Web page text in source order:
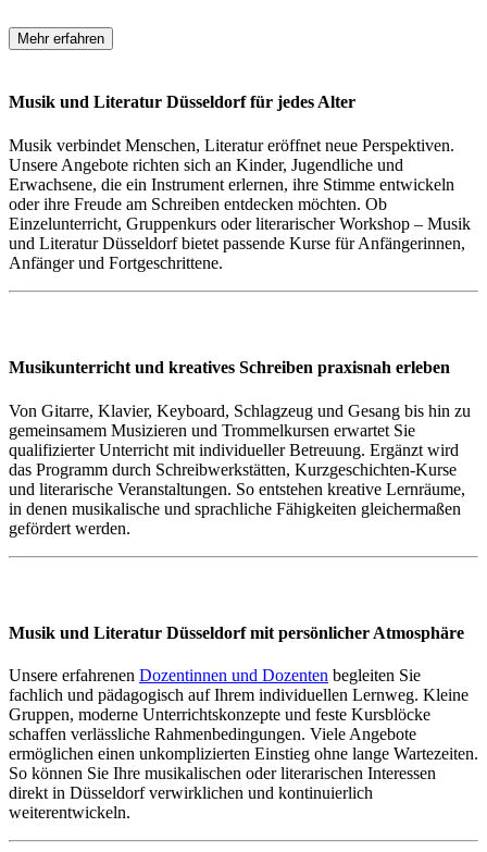
Mehr erfahren
Musik und Literatur Düsseldorf für jedes Alter
Musik verbindet Menschen, Literatur eröffnet neue Perspektiven.
Unsere Angebote richten sich an Kinder, Jugendliche und
Erwachsene, die ein Instrument erlernen, ihre Stimme entwickeln
oder ihre Freude am Schreiben entdecken möchten. Ob
Einzelunterricht, Gruppenkurs oder literarischer Workshop – Musik
und Literatur Düsseldorf bietet passende Kurse für Anfängerinnen,
Anfänger und Fortgeschrittene.
Musikunterricht und kreatives Schreiben praxisnah erleben
Von Gitarre, Klavier, Keyboard, Schlagzeug und Gesang bis hin zu
gemeinsamem Musizieren und Trommelkursen erwartet Sie
qualifizierter Unterricht mit individueller Betreuung. Ergänzt wird
das Programm durch Schreibwerkstätten, Kurzgeschichten-Kurse
und literarische Veranstaltungen. So entstehen kreative Lernräume,
in denen musikalische und sprachliche Fähigkeiten gleichermaßen
gefördert werden.
Musik und Literatur Düsseldorf mit persönlicher Atmosphäre
Unsere erfahrenen Dozentinnen und Dozenten begleiten Sie
fachlich und pädagogisch auf Ihrem individuellen Lernweg. Kleine
Gruppen, moderne Unterrichtskonzepte und feste Kursblöcke
schaffen verlässliche Rahmenbedingungen. Viele Angebote
ermöglichen einen unkomplizierten Einstieg ohne lange Wartezeiten.
So können Sie Ihre musikalischen oder literarischen Interessen
direkt in Düsseldorf verwirklichen und kontinuierlich
weiterentwickeln.